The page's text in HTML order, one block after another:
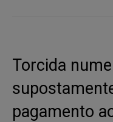
Torcida
pagamento